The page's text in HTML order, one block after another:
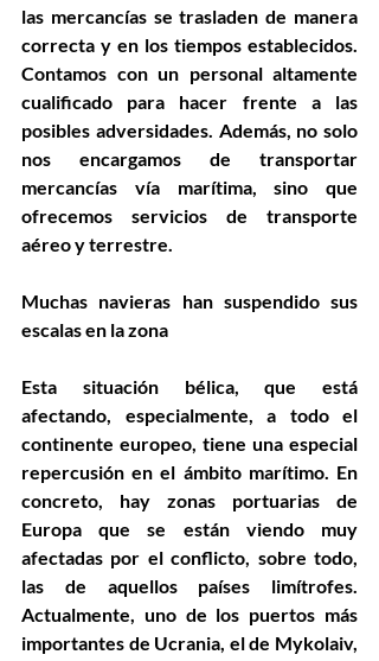
las mercancías se trasladen de manera
correcta y en los tiempos establecidos.
Contamos con un personal altamente
cualificado para hacer frente a las
posibles adversidades. Además, no solo
nos encargamos de transportar
mercancías vía marítima, sino que
ofrecemos servicios de transporte
aéreo y terrestre.
Muchas navieras han suspendido sus
escalas en la zona
Esta situación bélica, que está
afectando, especialmente, a todo el
continente europeo, tiene una especial
repercusión en el ámbito marítimo. En
concreto, hay zonas portuarias de
Europa que se están viendo muy
afectadas por el conflicto, sobre todo,
las de aquellos países limítrofes.
Actualmente, uno de los puertos más
importantes de Ucrania, el de Mykolaiv,